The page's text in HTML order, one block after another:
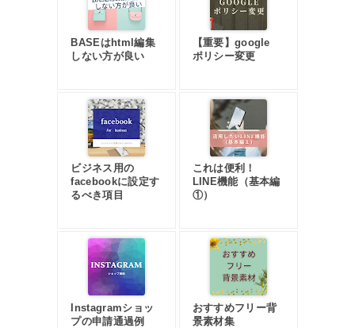
BASEはhtml編集
しない方が良い
【重要】google
ポリシー変更
ビジネス用の
facebookに設定す
るべき項目
これは便利！
LINE機能（基本編
①）
Instagramショッ
プの申請通過例
おすすめフリー背
景素材集